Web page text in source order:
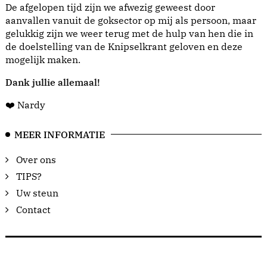
De afgelopen tijd zijn we afwezig geweest door
aanvallen vanuit de goksector op mij als persoon, maar
gelukkig zijn we weer terug met de hulp van hen die in
de doelstelling van de Knipselkrant geloven en deze
mogelijk maken.
Dank jullie allemaal!
❤️ Nardy
MEER INFORMATIE
Over ons
TIPS?
Uw steun
Contact